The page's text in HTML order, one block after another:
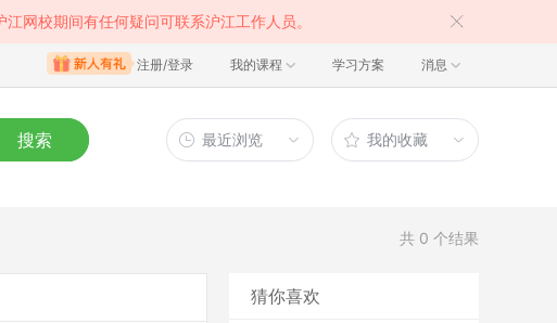
网校期间有任何疑问可联系沪江工作人员。
注册/登录 我的课程 学习方案 消息
搜索 最近浏览 我的收藏
共 0 个结果
猜你喜欢